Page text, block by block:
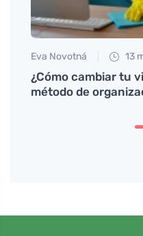
Eva Novotná 13
¿Cómo cambiar tu
método de